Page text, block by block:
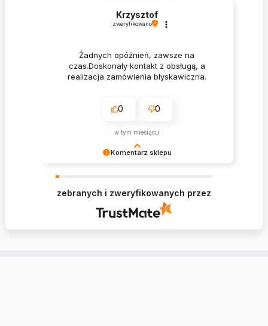
Komentarz sklepu
Krzysztof
zweryfikowano
Żadnych opóźnień, zawsze na
czas.Doskonały kontakt z obsługą, a
realizacja zamówienia błyskawiczna.
0 0
w tym miesiącu
zebranych i zweryfikowanych przez